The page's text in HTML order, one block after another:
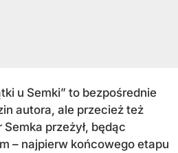
u Semki” to bezpośrednie
autora, ale przecież też
przeżył, będąc
– najpierw końcowego etapu